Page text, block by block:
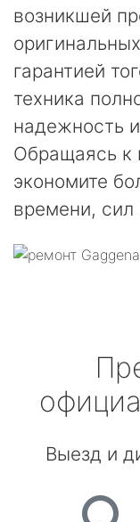
возникшей
гарантией
техника
надежность
Обращаясь к
экономите
времени, сил
Выезд и